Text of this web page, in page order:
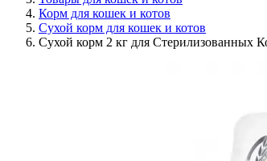
Корм для кошек и котов
Сухой корм для кошек и котов
Сухой корм 2 кг для Стерилизованных